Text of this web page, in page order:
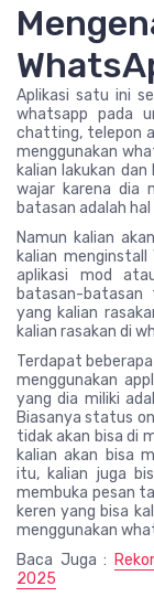
Aplikasi satu ini
whatsapp pada
chatting, telepon
menggunakan
kalian lakukan
wajar karena dia
batasan adalah hal
Namun kalian
kalian menginstall
aplikasi mod
batasan-
yang kalian
kalian rasakan di
Terdapat
menggunakan
yang dia miliki
Biasanya status
tidak akan bisa di
kalian akan bisa
itu, kalian juga
membuka pesan
keren yang bisa
menggunakan
Baca Juga :
2025